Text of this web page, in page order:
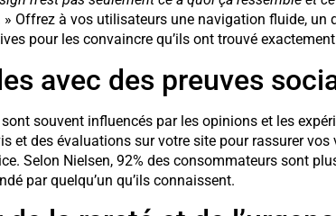
» Offrez à vos utilisateurs une navigation fluide, un
pour les convaincre qu’ils ont trouvé exactement
avec des preuves
souvent influencés par les opinions et les
et des évaluations sur votre site pour rassurer
Selon Nielsen, 92% des consommateurs sont
par quelqu’un qu’ils connaissent.